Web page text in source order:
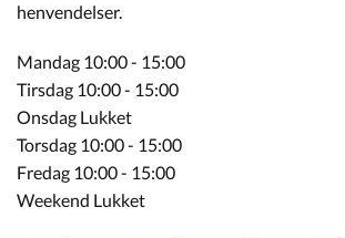
henvendelser.
Mandag 10:00 - 15:00
Tirsdag 10:00 - 15:00
Onsdag Lukket
Torsdag 10:00 - 15:00
Fredag 10:00 - 15:00
Weekend Lukket